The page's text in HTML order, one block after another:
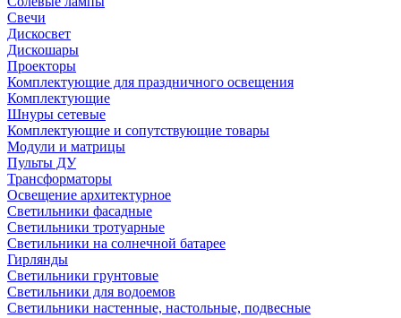
Свечи
Дискосвет
Дискошары
Проекторы
Комплектующие для праздничного освещения
Комплектующие
Шнуры сетевые
Комплектующие и сопутствующие товары
Модули и матрицы
Пульты ДУ
Трансформаторы
Освещение архитектурное
Светильники фасадные
Светильники тротуарные
Светильники на солнечной батарее
Гирлянды
Светильники грунтовые
Светильники для водоемов
Светильники настенные, настольные, подвесные